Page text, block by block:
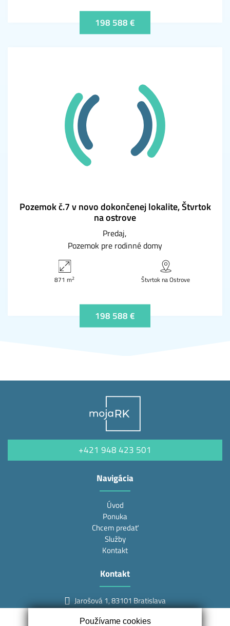
198 588 €
Pozemok č.7 v novo dokončenej lokalite, Štvrtok
na ostrove
Predaj
Pozemok pre rodinné domy
871 m2 Štvrtok na Ostrove
198 588 €
+421 948 423 501
Navigácia
Úvod
Ponuka
Chcem predať
Služby
Kontakt
Kontakt
Jarošová 1, 83101 Bratislava
Používame cookies